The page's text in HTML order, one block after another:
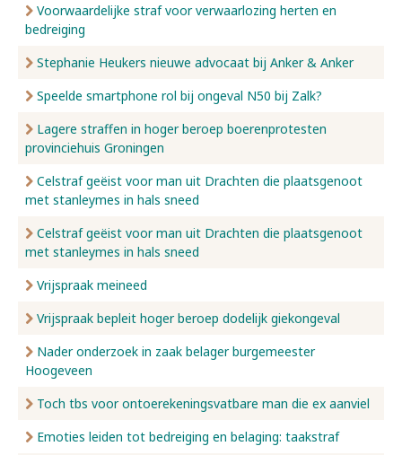
Voorwaardelijke straf voor verwaarlozing herten en
bedreiging
Stephanie Heukers nieuwe advocaat bij Anker & Anker
Speelde smartphone rol bij ongeval N50 bij Zalk?
Lagere straffen in hoger beroep boerenprotesten
provinciehuis Groningen
Celstraf geëist voor man uit Drachten die plaatsgenoot
met stanleymes in hals sneed
Celstraf geëist voor man uit Drachten die plaatsgenoot
met stanleymes in hals sneed
Vrijspraak meineed
Vrijspraak bepleit hoger beroep dodelijk giekongeval
Nader onderzoek in zaak belager burgemeester
Hoogeveen
Toch tbs voor ontoerekeningsvatbare man die ex aanviel
Emoties leiden tot bedreiging en belaging: taakstraf